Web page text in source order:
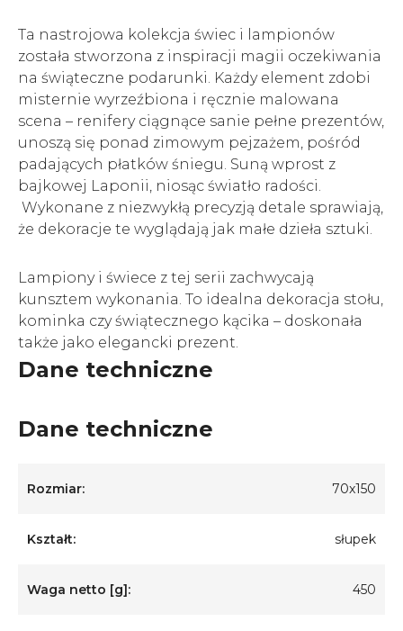
Ta nastrojowa kolekcja świec i lampionów
została stworzona z inspiracji magii oczekiwania
na świąteczne podarunki. Każdy element zdobi
misternie wyrzeźbiona i ręcznie malowana
scena – renifery ciągnące sanie pełne prezentów,
unoszą się ponad zimowym pejzażem, pośród
padających płatków śniegu. Suną wprost z
bajkowej Laponii, niosąc światło radości.
Wykonane z niezwykłą precyzją detale sprawiają,
że dekoracje te wyglądają jak małe dzieła sztuki.
Lampiony i świece z tej serii zachwycają
kunsztem wykonania. To idealna dekoracja stołu,
kominka czy świątecznego kącika – doskonała
także jako elegancki prezent.
Dane techniczne
Dane techniczne
Rozmiar: 70x150
Kształt: słupek
Waga netto [g]: 450